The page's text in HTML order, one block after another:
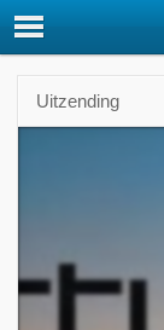
Uitzending